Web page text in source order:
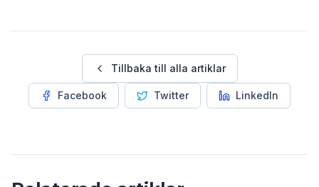
Tillbaka till alla artiklar
Facebook Twitter LinkedIn